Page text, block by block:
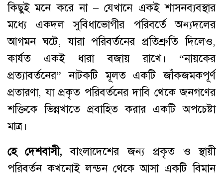
কিছুই মনে করে না – যেখানে একই শাসনব্যবস্থার
মধ্যে একদল সুবিধাভোগীর পরিবর্তে অন্যদলের
আগমন ঘটে, যারা পরিবর্তনের প্রতিশ্রুতি দিলেও,
কার্যত একই ধারা বজায় রাখে। “নায়কের
প্রত্যাবর্তনের” নাটকটি মূলত একটি জাঁকজমকপূর্ণ
প্রতারণা, যা প্রকৃত পরিবর্তনের দাবি থেকে জনগণের
শক্তিকে ভিন্নখাতে প্রবাহিত করার একটি অপচেষ্টা
মাত্র।
হে দেশবাসী, বাংলাদেশের জন্য প্রকৃত ও স্থায়ী
পরিবর্তন কখনোই লন্ডন থেকে আসা একটি বিমান